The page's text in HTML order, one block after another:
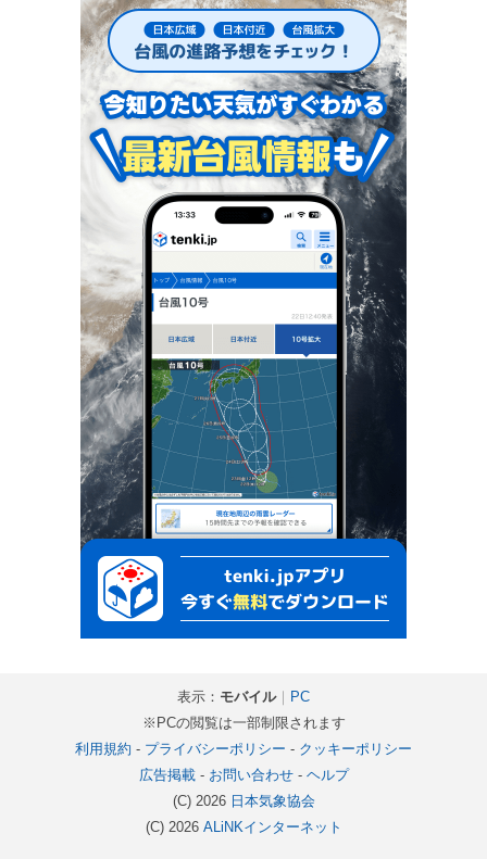
表示： モバイル｜ PC
※PCの閲覧は一部制限されます
利用規約 - プライバシーポリシー - クッキーポリシー
広告掲載- お問い合わせ- ヘルプ
(C) 2026 日本気象協会
(C) 2026 ALiNKインターネット